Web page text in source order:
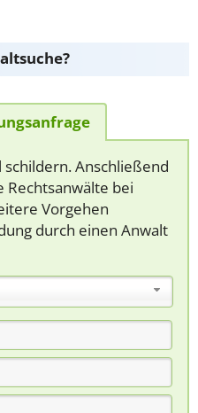
Anschließend
Rechtsanwälte bei
Vorgehen
durch einen Anwalt